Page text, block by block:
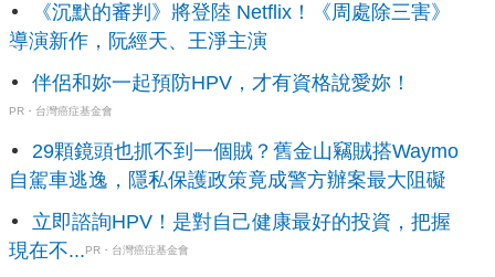
《沉默的審判》將登陸 Netflix！《周處除三害》
導演新作，阮經天、王淨主演
伴侶和妳一起預防HPV，才有資格說愛妳！
PR・台灣癌症基金會
29顆鏡頭也抓不到一個賊？舊金山竊賊搭Waymo
自駕車逃逸，隱私保護政策竟成警方辦案最大阻礙
立即諮詢HPV！是對自己健康最好的投資，把握
現在不... PR・台灣癌症基金會